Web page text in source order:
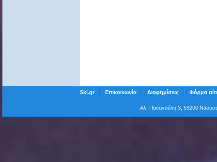
Ski.gr Επικοινωνία Διαφημίσεις Φόρμα
Αλ. Παναγούλη 3, 59200